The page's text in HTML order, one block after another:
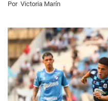
Por Victoria Marín